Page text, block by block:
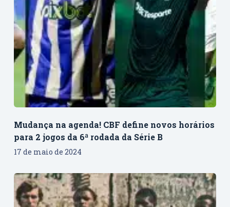
Mudança na agenda! CBF define novos horários
para 2 jogos da 6ª rodada da Série B
17 de maio de 2024